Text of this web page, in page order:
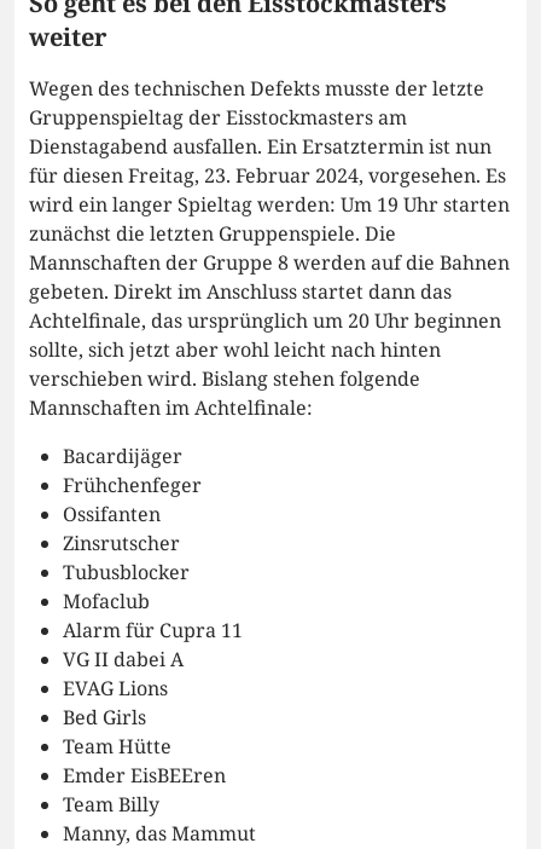
weiter
Wegen des technischen Defekts musste der letzte
Gruppenspieltag der Eisstockmasters am
Dienstagabend ausfallen. Ein Ersatztermin ist nun
für diesen Freitag, 23. Februar 2024, vorgesehen. Es
wird ein langer Spieltag werden: Um 19 Uhr starten
zunächst die letzten Gruppenspiele. Die
Mannschaften der Gruppe 8 werden auf die Bahnen
gebeten. Direkt im Anschluss startet dann das
Achtelfinale, das ursprünglich um 20 Uhr beginnen
sollte, sich jetzt aber wohl leicht nach hinten
verschieben wird. Bislang stehen folgende
Mannschaften im Achtelfinale:
Bacardijäger
Frühchenfeger
Ossifanten
Zinsrutscher
Tubusblocker
Mofaclub
Alarm für Cupra 11
VG II dabei A
EVAG Lions
Bed Girls
Team Hütte
Emder EisBEEren
Team Billy
Manny, das Mammut